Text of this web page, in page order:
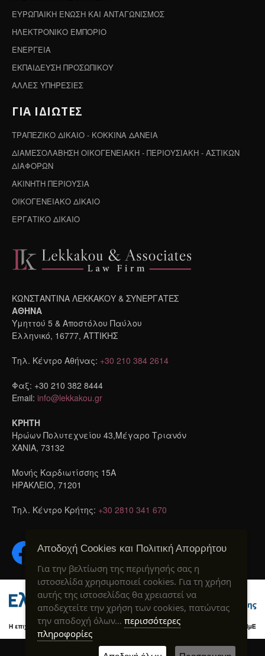
ΕΥΡΩΠΑΙΚΗ ΕΝΩΣΗ ΚΑΙ ΑΝΤΑΓΩΝΙΣΜΟΣ
ΗΛΕΚΤΡΟΝΙΚΟ ΕΜΠΟΡΙΟ
ΕΝΕΡΓΕΙΑ
ΕΚΠΑΙΔΕΥΣΗ ΠΡΟΣΩΠΙΚΟΥ
ΑΛΛΕΣ ΥΠΗΡΕΣΙΕΣ
ΓΙΑ ΙΔΙΩΤΕΣ
ΤΡΑΠΕΖΙΚΟ ΔΙΚΑΙΟ - ΚΟΚΚΙΝΑ ΔΑΝΕΙΑ
ΔΙΑΜΕΣΟΛΑΒΗΣΗ ΟΙΚΟΓΕΝΕΙΑΚΗ - ΠΕΡΙΟΥΣΙΑΚΗ - ΑΣΤΙΚΩΝ
ΔΙΑΦΟΡΩΝ
ΑΚΙΝΗΤΗ ΠΕΡΙΟΥΣΙΑ
ΟΙΚΟΓΕΝΕΙΑΚΟ ΔΙΚΑΙΟ
ΕΡΓΑΤΙΚΟ ΔΙΚΑΙΟ
ΚΩΝΣΤΑΝΤΙΝΑ ΛΕΚΚΑΚΟΥ & ΣΥΝΕΡΓΑΤΕΣ
ΑΘΗΝΑ
Υμηττού 5 & Αποστόλου Παύλου
Ελληνικό, 16777, ΑΤΤΙΚΗΣ
Τηλ. Κέντρο Αθήνας: +30 210 384 2614
Φαξ: +30 210 382 8444
Email: info@lekkakou.gr
ΚΡΗΤΗ
Ηρώων Πολυτεχνείου 43,Μέγαρο Τριανόν
ΧΑΝΙΑ, 73132
Μονής Καρδιωτίσσης 15A
ΗΡΑΚΛΕΙΟ, 71201
Τηλ. Κέντρο Κρήτης: +30 2810 341 670
Created by webIQ ® 2020
Αποδοχή Cookies και Πολιτική Απορρήτου
Για την βελτίωση της περιήγησής σας η
ιστοσελίδα χρησιμοποιεί cookies. Για τη χρήση
αυτής της ιστοσελίδας θα χρειαστεί να
αποδεχτείτε την χρήση των cookies, πατώντας
την αποδοχή όλων… περισσότερες
πληροφορίες